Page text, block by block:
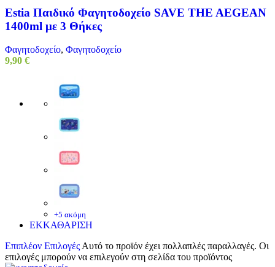
Estia Παιδικό Φαγητοδοχείο SAVE THE AEGEAN
1400ml με 3 Θήκες
Φαγητοδοχείο, Φαγητοδοχείο
9,90 €
+5 ακόμη
ΕΚΚΑΘΑΡΙΣΗ
Επιπλέον Επιλογές Αυτό το προϊόν έχει πολλαπλές παραλλαγές. Οι
επιλογές μπορούν να επιλεγούν στη σελίδα του προϊόντος